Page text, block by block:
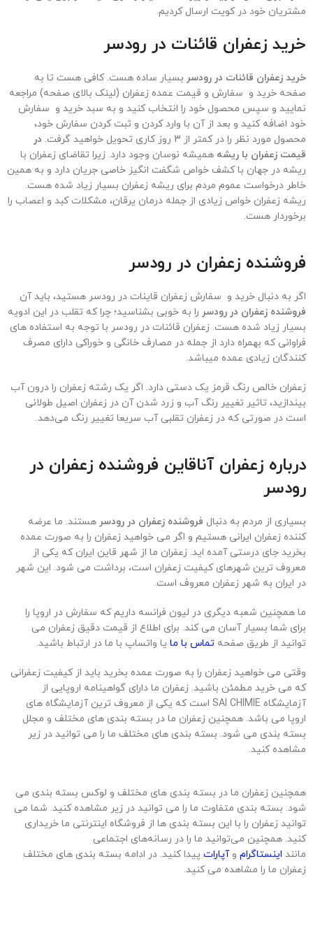
مشتریان خود در کویت ارسال کردیم.
خرید زعفران قائنات در رودسر
خرید زعفران قائنات در رودسر بسیار ساده هست. کافی هست تا به
صفحه خرید و سفارش و قیمت عمده زعفران (لینک بالای صفحه) مراجعه
نمایید و سپس محصول خود را انتخاب کنید و به سبد خرید و سفارش
خود اضافه کنید و بعد از آن با وارد کردن و ثبت کردن سفارش خود،
محصول مورد نظر را در کمتر از 3 روز کاری تحویل خواهید گرفت.
در
قیمت زعفران با ریشه همیشه نوسان وجود دارد. زیرا تقاضای زعفران با
ریشه در جهان با کشف خواص شگفت انگیز خاصی جریان دارد و به همین
خاطر درخواست عموم مردم برای ریشه زعفران بسیار زیاد شده هست.
ریشه زعفران خواص زیادی از جمله درمان یرقان، مشکلات کبد و اعصاب را
برخوردار هست.
فروشنده زعفران در رودسر
اگر به دنبال خرید و سفارش زعفران قاینات در رودسر هستید، باید آن
فروشنده زعفران در رودسر را به خوبی بشناسید؛ چرا که تقلب در این ادویه
بسیار زیاد شده هست. زعفران قائنات در رودسر با توجه به استفاده های
فراوانی که بهمراه دارد از جمله در مصارف خانگی و خوراکی دارای مصرف
کنندگان زیادی عمده میباشد.
زعفران خالص رنگ قرمز یک دستی دارد. اگر یک رشته زعفران را درون آب
بیندازید، تاثیر تغییر رنگ آب و زرد شدن آن در زعفران اصیل طولانی
است در صورتی که در زعفران تقلبی آب سریعا تغییر رنگ می‌دهد.
درباره زعفران آناقاین فروشنده زعفران در
رودسر
بسیاری از مردم به دنبال فروشنده زعفران در رودسر هستند. ما عرضه
کننده زعفران ایرانی هستیم و اگر می خواهید زعفران را به صورت عمده
بخرید جای درستی آمده اید. زعفران ما از شهر قاین ایران که یکی از
معروف ترین شهرهای کیفیت زعفران است، برداشت می شود. این شهر
در ایران به شهر زعفران معروف است.
ما همچنین شعبه دیگری در لیون فرانسه داریم که سفارش در اروپا را
برای شما بسیار آسان می کند. برای اطلاع از قیمت دقیق زعفران می
توانید از طریق صفحه تماس با ما یا واتساپ با ما در ارتباط باشید.
وقتی می خواهید زعفران را به صورت عمده بخرید باید از کیفیت زعفرانی
که می خرید مطمئن باشید. زعفران ما دارای گواهینامه اروپایی از
آزمایشگاه SAI CHIMIE است که یکی از معروف ترین آزمایشگاه های
اروپا می باشد. همچنین زعفران ما در بسته بندی های مختلف و مجلل
بسته بندی می شود. بسته بندی های مختلف ما را می توانید در زیر
مشاهده کنید.
همچنین زعفران ما در بسته بندی های مختلف و لوکس بسته بندی می
شود. بسته بندی متفاوت ما را می توانید در زیر مشاهده کنید. شما می
توانید زعفران را با این بسته بندی ها از فروشگاه اینترنتی ما خریداری
کنید. همچنین می‌توانید ما را در رسانه‌های اجتماعی
ماننداینستاگراموآپاراتپیدا کنید. در ادامه بسته بندی های مختلف